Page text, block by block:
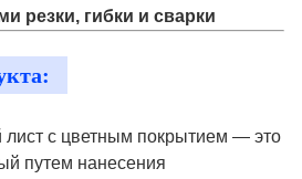
резки, гибки и сварки
лист с цветным покрытием — это
путем нанесения